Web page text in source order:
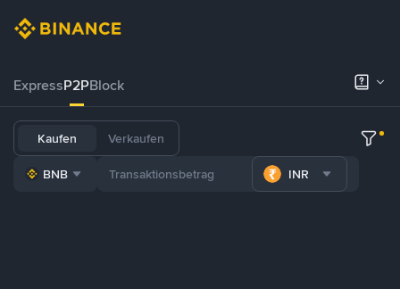
ExpressP2PBlock
Kaufen Verkaufen
BNB INR